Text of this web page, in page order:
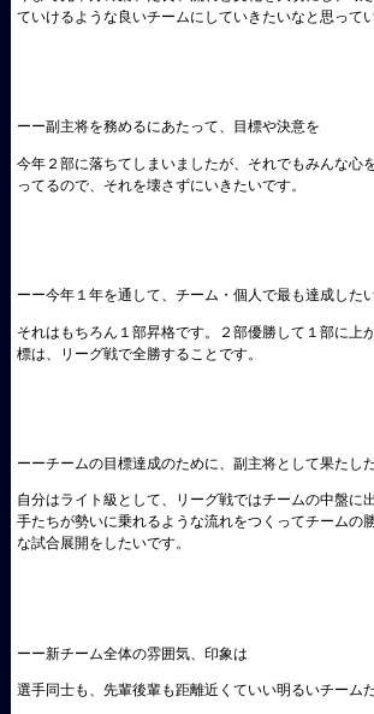
ていけるような良いチームにしていきたいなと思ってい
ーー副主将を務めるにあたって、目標や決意を
今年２部に落ちてしまいましたが、それでもみんな心
ってるので、それを壊さずにいきたいです。
ーー今年１年を通して、チーム・個人で最も達成した
それはもちろん１部昇格です。２部優勝して１部に上
標は、リーグ戦で全勝することです。
ーーチームの目標達成のために、副主将として果たし
自分はライト級として、リーグ戦ではチームの中盤に
手たちが勢いに乗れるような流れをつくってチームの
な試合展開をしたいです。
ーー新チーム全体の雰囲気、印象は
選手同士も、先輩後輩も距離近くていい明るいチーム